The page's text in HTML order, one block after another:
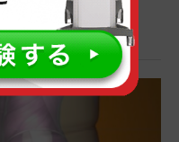
ディメイク